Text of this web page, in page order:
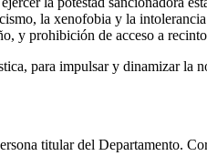
la xenofobia y la
y prohibición de acceso a
para impulsar y dinamizar la
titular del Departamento.